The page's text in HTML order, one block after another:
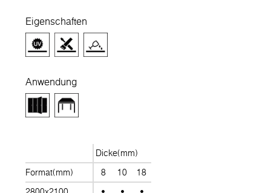
Eigenschaften
Anwendung
Dicke(mm)
Format(mm)
8 10
18